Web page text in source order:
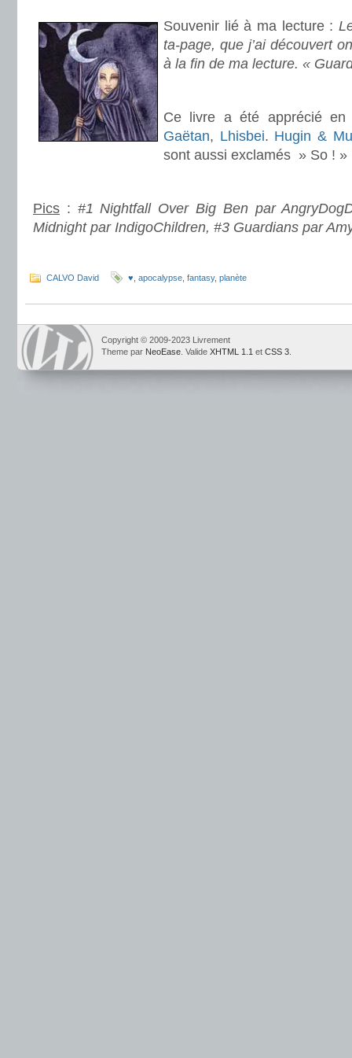
Souvenir lié à ma lecture :
ta-page, que j’ai découvert
à la fin de ma lecture. «
Ce livre a été apprécié
Gaëtan, Lhisbei. Hugin &
sont aussi exclamés » So ! »
Pics : #1 Nightfall Over Big Ben par
Midnight par IndigoChildren, #3 Guardians par
CALVO David ♥ apocalypse fantasy, planète
Copyright © 2009-2023 Livrement
Theme par NeoEase . Valide XHTML 1.1 et CSS 3